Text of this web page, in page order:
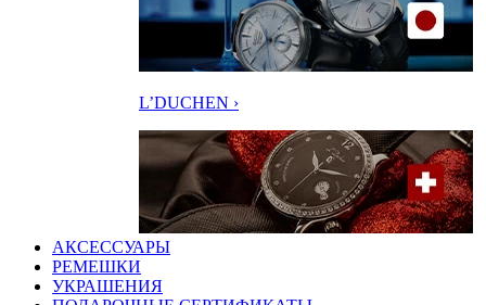
L’DUCHEN ›
АКСЕССУАРЫ
РЕМЕШКИ
УКРАШЕНИЯ